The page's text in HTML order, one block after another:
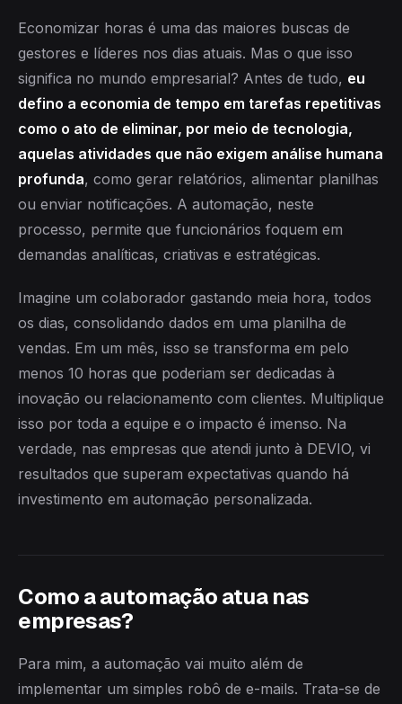
Economizar horas é uma das maiores buscas de
gestores e líderes nos dias atuais. Mas o que isso
significa no mundo empresarial? Antes de tudo, eu
defino a economia de tempo em tarefas repetitivas
como o ato de eliminar, por meio de tecnologia,
aquelas atividades que não exigem análise humana
profunda, como gerar relatórios, alimentar planilhas
ou enviar notificações. A automação, neste
processo, permite que funcionários foquem em
demandas analíticas, criativas e estratégicas.
Imagine um colaborador gastando meia hora, todos
os dias, consolidando dados em uma planilha de
vendas. Em um mês, isso se transforma em pelo
menos 10 horas que poderiam ser dedicadas à
inovação ou relacionamento com clientes. Multiplique
isso por toda a equipe e o impacto é imenso. Na
verdade, nas empresas que atendi junto à DEVIO, vi
resultados que superam expectativas quando há
investimento em automação personalizada.
Como a automação atua nas
empresas?
Para mim, a automação vai muito além de
implementar um simples robô de e-mails. Trata-se de